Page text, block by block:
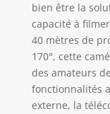
bien être la
capacité à filmer
40 mètres de
170°, cette
des amateurs
fonctionnalités
externe, la